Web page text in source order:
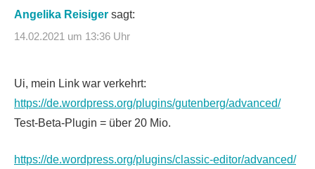
Angelika Reisiger sagt:
14.02.2021 um 13:36 Uhr
Ui, mein Link war verkehrt:
https://de.wordpress.org/plugins/gutenberg/advanced/
Test-Beta-Plugin = über 20 Mio.
https://de.wordpress.org/plugins/classic-editor/advanced/